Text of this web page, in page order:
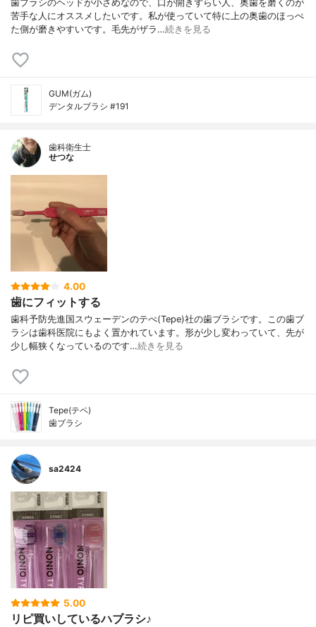
歯ブラシのヘッドが小さめなので、口が開きずらい人、奥歯を磨くのが
苦手な人にオススメしたいです。私が使っていて特に上の奥歯のほっぺ
た側が磨きやすいです。毛先がザラ…続きを見る
GUM(ガム)
デンタルブラシ #191
歯科衛生士
せつな
4.00
歯にフィットする
歯科予防先進国スウェーデンのテぺ(Tepe)社の歯ブラシです。この歯ブ
ラシは歯科医院にもよく置かれています。形が少し変わっていて、先が
少し幅狭くなっているのです…続きを見る
Tepe(テペ)
歯ブラシ
sa2424
5.00
リピ買いしているハブラシ♪